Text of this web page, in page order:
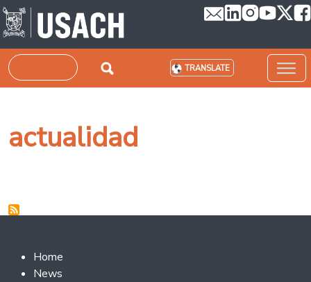
Skip to main content
Search TRANSLATE
actualidad
Footer 2
Home
News